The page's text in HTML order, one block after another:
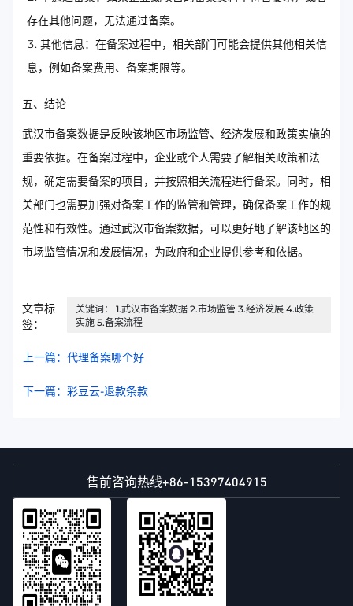
存在其他问题，无法通过备案。
其他信息：在备案过程中，相关部门可能会提供其他相关信
息，例如备案费用、备案期限等。
五、结论
武汉市备案数据是反映该地区市场监管、经济发展和政策实施的
重要依据。在备案过程中，企业或个人需要了解相关政策和法
规，确定需要备案的项目，并按照相关流程进行备案。同时，相
关部门也需要加强对备案工作的监管和管理，确保备案工作的规
范性和有效性。通过武汉市备案数据，可以更好地了解该地区的
市场监管情况和发展情况，为政府和企业提供参考和依据。
文章标
签：
关键词： 1.武汉市备案数据 2.市场监管 3.经济发展 4.政策
实施 5.备案流程
上一篇：代理备案哪个好
下一篇：彩豆云-退款条款
售前咨询热线+86-15397404915